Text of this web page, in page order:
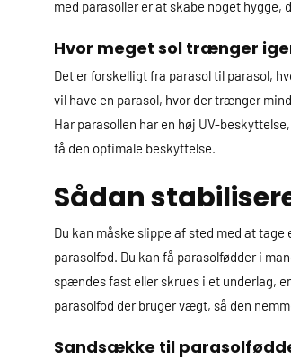
med parasoller er at skabe noget hygge,
Hvor meget sol trænger
Det er forskelligt fra parasol til parasol,
vil have en parasol, hvor der trænger
Har parasollen har en høj UV-
få den optimale beskyttelse.
Sådan
Du kan måske slippe af sted med at
parasolfod. Du kan få parasolfødder i
spændes fast eller skrues i et underlag,
parasolfod der bruger vægt, så den
Sandsække til